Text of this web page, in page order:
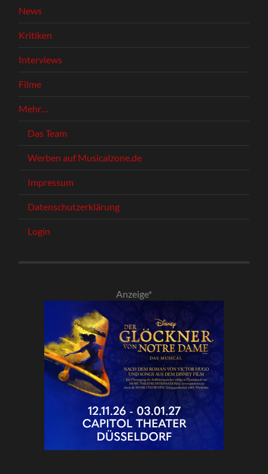
News
Kritiken
Interviews
Filme
Mehr…
Das Team
Werben auf Musicalzone.de
Impressum
Datenschutzerklärung
Login
Anzeige*